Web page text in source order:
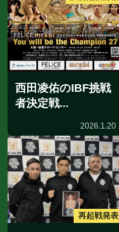
西田凌佑のIBF挑戦
者決定戦...
2026.1.20
再起戦発表